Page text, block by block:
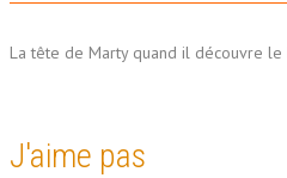
La tête de Marty quand il découvre
J'aime pas